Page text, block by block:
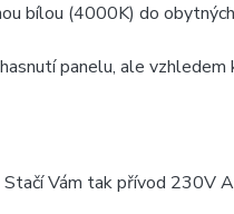
bílou (4000K) do
panelu, ale
Vám tak přívod 230V